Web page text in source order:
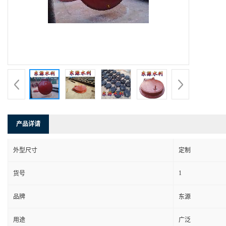
产品详请
外型尺寸 定制
货号 1
品牌 东源
用途 广泛